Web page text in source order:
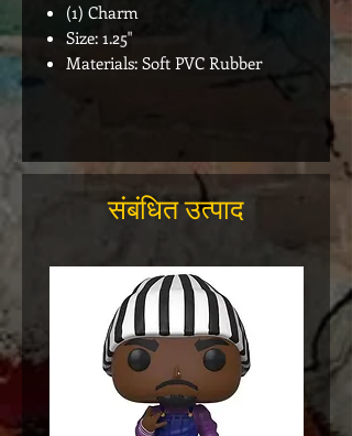
(1) Charm
Size: 1.25"
Materials: Soft PVC Rubber
संबंधित उत्पाद